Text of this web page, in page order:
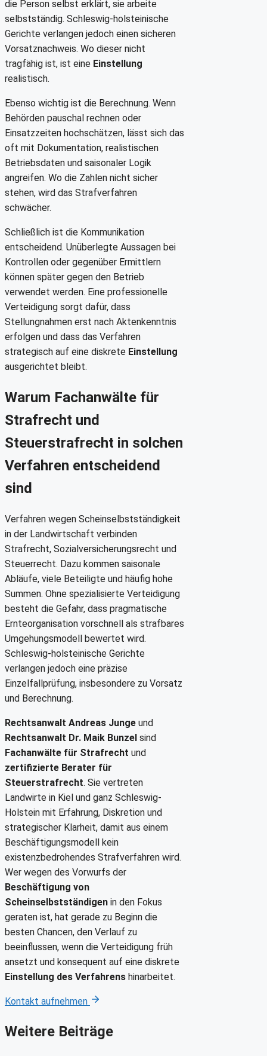
die Person selbst erklärt, sie arbeite
selbstständig. Schleswig-holsteinische
Gerichte verlangen jedoch einen sicheren
Vorsatznachweis. Wo dieser nicht
tragfähig ist, ist eine Einstellung
realistisch.
Ebenso wichtig ist die Berechnung. Wenn
Behörden pauschal rechnen oder
Einsatzzeiten hochschätzen, lässt sich das
oft mit Dokumentation, realistischen
Betriebsdaten und saisonaler Logik
angreifen. Wo die Zahlen nicht sicher
stehen, wird das Strafverfahren
schwächer.
Schließlich ist die Kommunikation
entscheidend. Unüberlegte Aussagen bei
Kontrollen oder gegenüber Ermittlern
können später gegen den Betrieb
verwendet werden. Eine professionelle
Verteidigung sorgt dafür, dass
Stellungnahmen erst nach Aktenkenntnis
erfolgen und dass das Verfahren
strategisch auf eine diskrete Einstellung
ausgerichtet bleibt.
Warum Fachanwälte für
Strafrecht und
Steuerstrafrecht in solchen
Verfahren entscheidend
sind
Verfahren wegen Scheinselbstständigkeit
in der Landwirtschaft verbinden
Strafrecht, Sozialversicherungsrecht und
Steuerrecht. Dazu kommen saisonale
Abläufe, viele Beteiligte und häufig hohe
Summen. Ohne spezialisierte Verteidigung
besteht die Gefahr, dass pragmatische
Ernteorganisation vorschnell als strafbares
Umgehungsmodell bewertet wird.
Schleswig-holsteinische Gerichte
verlangen jedoch eine präzise
Einzelfallprüfung, insbesondere zu Vorsatz
und Berechnung.
Rechtsanwalt Andreas Junge und
Rechtsanwalt Dr. Maik Bunzel sind
Fachanwälte für Strafrecht und
zertifizierte Berater für
Steuerstrafrecht. Sie vertreten
Landwirte in Kiel und ganz Schleswig-
Holstein mit Erfahrung, Diskretion und
strategischer Klarheit, damit aus einem
Beschäftigungsmodell kein
existenzbedrohendes Strafverfahren wird.
Wer wegen des Vorwurfs der
Beschäftigung von
Scheinselbstständigen in den Fokus
geraten ist, hat gerade zu Beginn die
besten Chancen, den Verlauf zu
beeinflussen, wenn die Verteidigung früh
ansetzt und konsequent auf eine diskrete
Einstellung des Verfahrens hinarbeitet.
Kontakt aufnehmen
Weitere Beiträge